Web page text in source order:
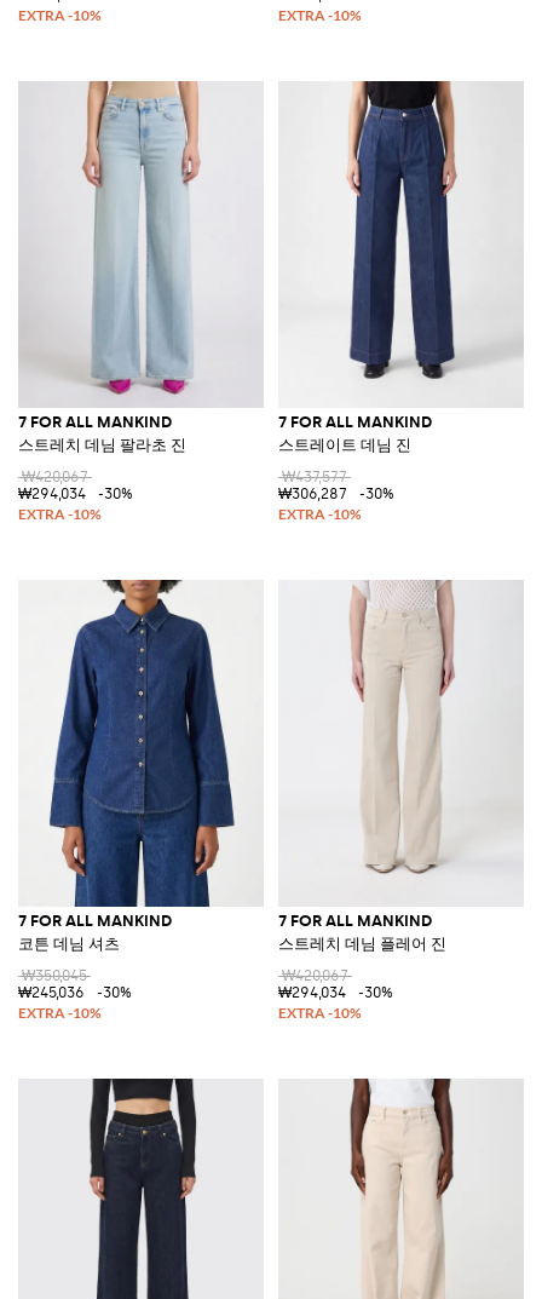
7 FOR ALL MANKIND
스트레치 데님 팔라초 진
₩420,067
₩294,034
-30%
7 FOR ALL MANKIND
스트레이트 데님 진
₩437,577
₩306,287
-30%
7 FOR ALL MANKIND
코튼 데님 셔츠
₩350,045
₩245,036
-30%
7 FOR ALL MANKIND
스트레치 데님 플레어 진
₩420,067
₩294,034
-30%